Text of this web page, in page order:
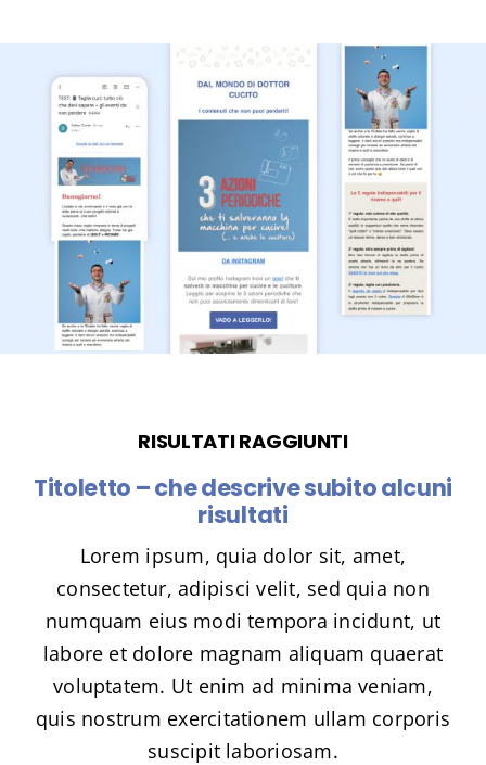
RISULTATI RAGGIUNTI
Titoletto – che descrive subito alcuni
risultati
Lorem ipsum, quia dolor sit, amet,
consectetur, adipisci velit, sed quia non
numquam eius modi tempora incidunt, ut
labore et dolore magnam aliquam quaerat
voluptatem. Ut enim ad minima veniam,
quis nostrum exercitationem ullam corporis
suscipit laboriosam.